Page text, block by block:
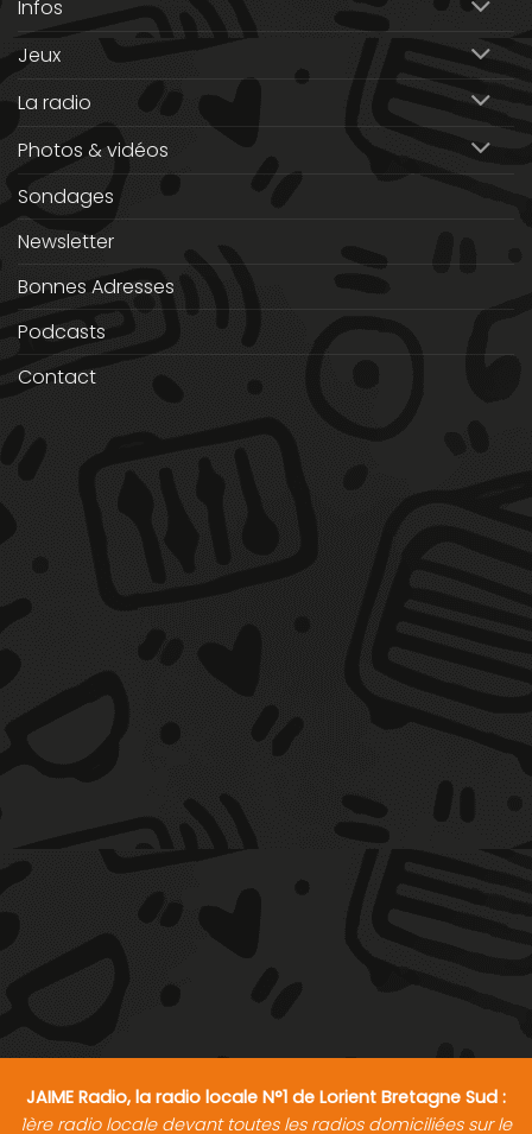
Infos
Jeux
La radio
Photos & vidéos
Sondages
Newsletter
Bonnes Adresses
Podcasts
Contact
JAIME Radio, la radio locale N°1 de Lorient Bretagne Sud :
1ère radio locale devant toutes les radios domiciliées sur le